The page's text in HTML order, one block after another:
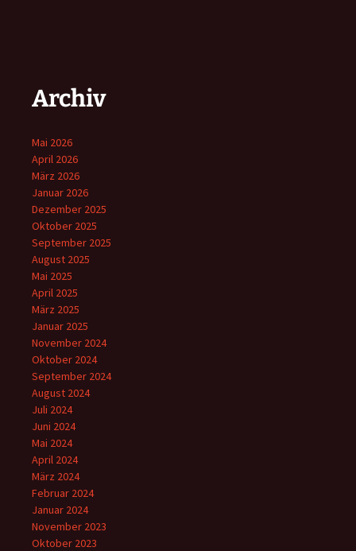
Archiv
Mai 2026
April 2026
März 2026
Januar 2026
Dezember 2025
Oktober 2025
September 2025
August 2025
Mai 2025
April 2025
März 2025
Januar 2025
November 2024
Oktober 2024
September 2024
August 2024
Juli 2024
Juni 2024
Mai 2024
April 2024
März 2024
Februar 2024
Januar 2024
November 2023
Oktober 2023